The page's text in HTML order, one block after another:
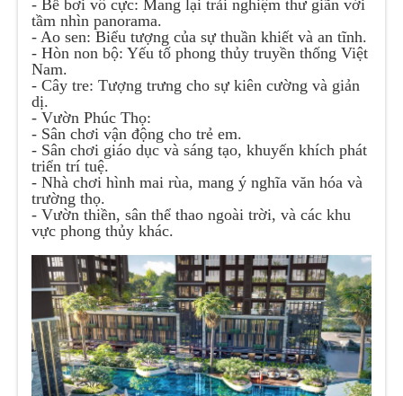
- Bể bơi vô cực: Mang lại trải nghiệm thư giãn với
tầm nhìn panorama.
- Ao sen: Biểu tượng của sự thuần khiết và an tĩnh.
- Hòn non bộ: Yếu tố phong thủy truyền thống Việt
Nam.
- Cây tre: Tượng trưng cho sự kiên cường và giản
dị.
- Vườn Phúc Thọ:
- Sân chơi vận động cho trẻ em.
- Sân chơi giáo dục và sáng tạo, khuyến khích phát
triển trí tuệ.
- Nhà chơi hình mai rùa, mang ý nghĩa văn hóa và
trường thọ.
- Vườn thiền, sân thể thao ngoài trời, và các khu
vực phong thủy khác.